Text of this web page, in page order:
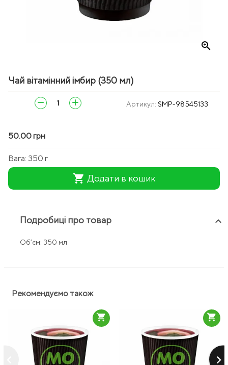
zoom_in
Чай вітамінний імбир (350 мл)
remove add Артикул: SMP-98545133
50.00 грн
Вага: 350 г
shopping_cart Додати в кошик
Подробиці про товар keyboard_arrow_up
Об’єм: 350 мл
Рекомендуємо також
keyboard_arrow_right
shopping_cart shopping_cart